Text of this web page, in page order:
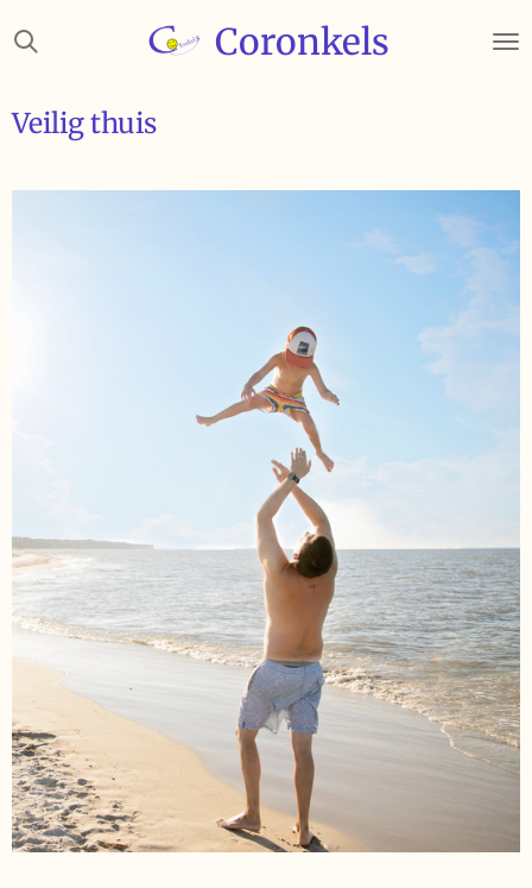
direct
de
hoofdinhoud
Coronkels
Veilig thuis